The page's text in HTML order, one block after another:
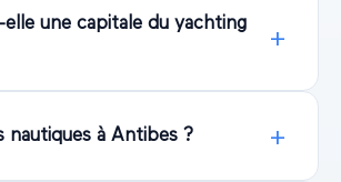
une capitale du yachting
nautiques à Antibes ?